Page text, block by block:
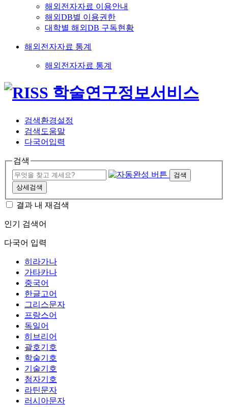
해외전자자료 이용안내
해외DB별 이용권한
대학별 해외DB 구독현황
해외전자자료 통계
해외전자자료 통계
검색환경설정
검색도움말
다국어입력
검색
검색
상세검색
결과 내 재검색
인기 검색어
다국어 입력
히라가나
가타카나
중국어
한글고어
그리스문자
프랑스어
독일어
히브리어
괄호기호
학술기호
기술기호
첨자기호
라틴문자
러시아문자